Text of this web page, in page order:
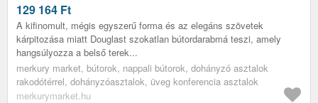
129 164 Ft
A kifinomult, mégis egyszerű forma és az elegáns szövetek
kárpitozása miatt Douglast szokatlan bútordarabmá teszi, amely
hangsúlyozza a belső terek...
merkury market, bútorok, nappali bútorok, dohányzó asztalok
rakodótérrel, dohányzóasztalok, üveg konferencia asztalok
merkurymarket.hu